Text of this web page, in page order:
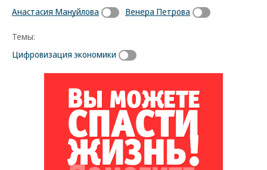
Анастасия Мануйлова
Венера Петрова
Темы:
Цифровизация экономики